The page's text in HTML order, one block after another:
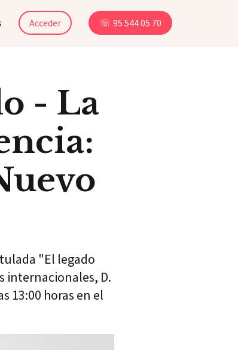
Acceder ☏ 95 544 05 70
- La
"El legado
internacionales, D.
13:00 horas en el